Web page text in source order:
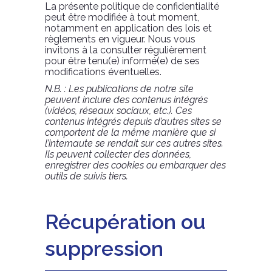
La présente politique de confidentialité
peut être modifiée à tout moment,
notamment en application des lois et
règlements en vigueur. Nous vous
invitons à la consulter régulièrement
pour être tenu(e) informé(e) de ses
modifications éventuelles.
N.B. : Les publications de notre site
peuvent inclure des contenus intégrés
(vidéos, réseaux sociaux, etc.). Ces
contenus intégrés depuis d’autres sites se
comportent de la même manière que si
l’internaute se rendait sur ces autres sites.
Ils peuvent collecter des données,
enregistrer des cookies ou embarquer des
outils de suivis tiers.
Récupération ou
suppression